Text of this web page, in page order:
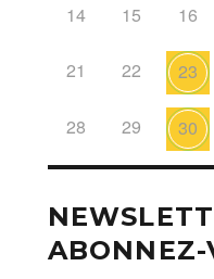
14 15 16
21 22 23
28 29 30
ABONNEZ-